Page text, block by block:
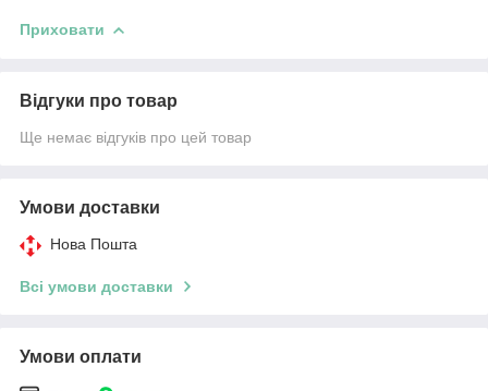
Приховати
Відгуки про товар
Ще немає відгуків про цей товар
Умови доставки
Нова Пошта
Всі умови доставки
Умови оплати